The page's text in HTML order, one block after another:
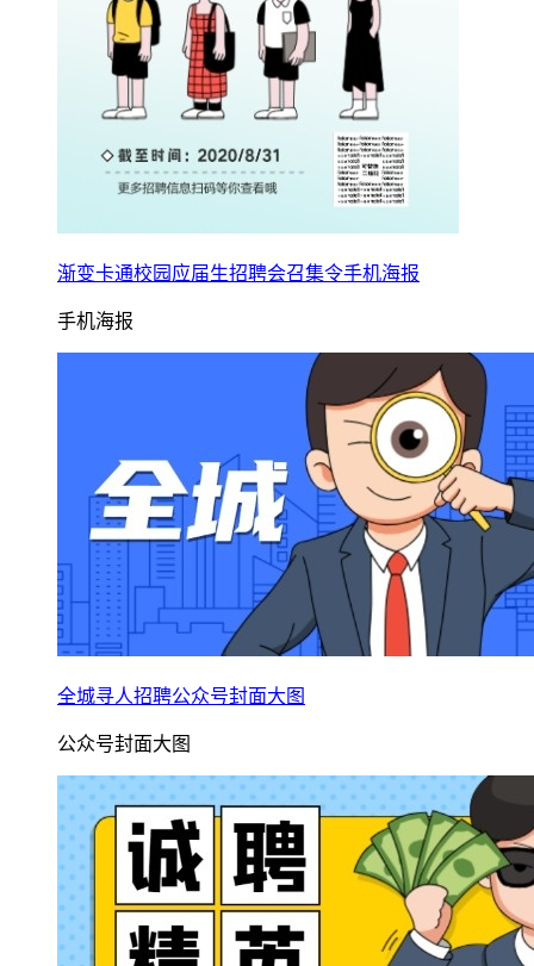
渐变卡通校园应届生招聘会召集令手机海报
手机海报
全城寻人招聘公众号封面大图
公众号封面大图